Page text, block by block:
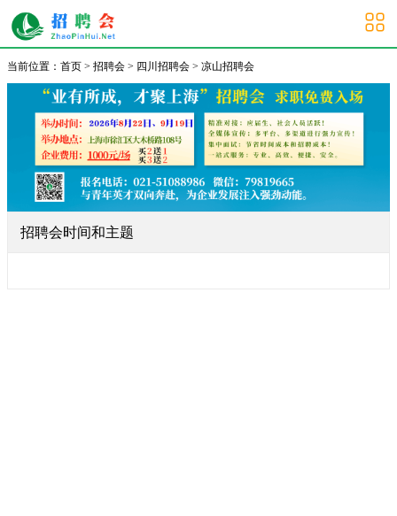
凉山招聘会
当前位置： 首页 > 招聘会 > 四川招聘会 > 凉山招聘会
招聘会时间和主题